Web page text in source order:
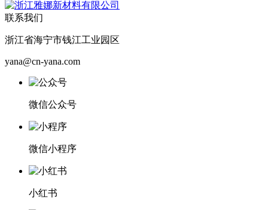
联系我们
浙江省海宁市钱江工业园区
yana@cn-yana.com
微信公众号
微信小程序
小红书